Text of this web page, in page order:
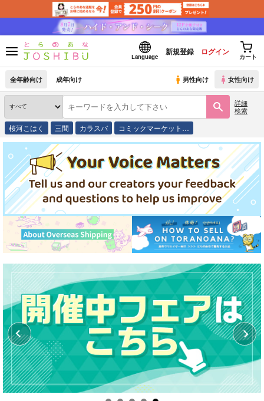
Language
新規登録 ログイン
カート
全年齢向け 成年向け 男性向け 女性向け
詳細
検索
桜河こはく 三間 カラスバ コミックマーケット…